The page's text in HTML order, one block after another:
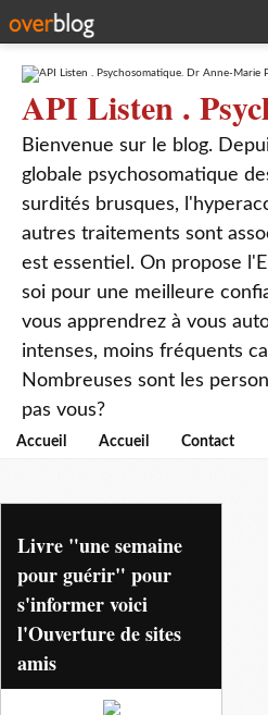
API Listen .
Bienvenue sur le blog.
globale psychosomatique
surdités brusques,
autres traitements sont
est essentiel. On propose
soi pour une meilleure
vous apprendrez à vous
intenses, moins fréquents
Nombreuses sont les
pas vous?
Accueil Accueil Contact
susanaroque lopez
Livre "une semaine
pour guérir" pour
s'informer voici
l'Ouverture de sites
amis